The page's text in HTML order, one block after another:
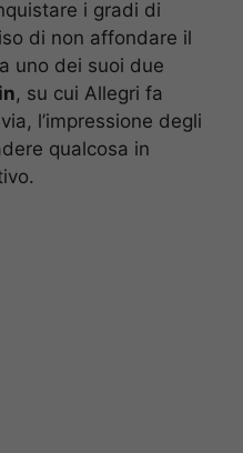
i gradi di
di non affondare il
uno dei suoi due
, su cui Allegri fa
l’impressione degli
qualcosa in